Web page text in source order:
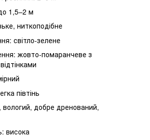
1,5–2 м
ниткоподібне
світло-зелене
жовто-помаранчеве з
півтінь
добре дренований,
висока